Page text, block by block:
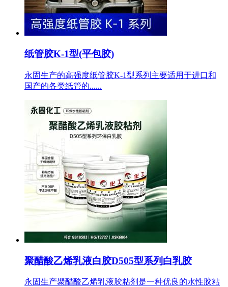
纸管胶K-1型(平包胶)
永固生产的高强度纸管胶K-1型系列主要适用于进口和
国产的各类纸管的......
聚醋酸乙烯乳液白胶D505型系列白乳胶
永固生产聚醋酸乙烯乳液胶粘剂是一种优良的水性胶粘